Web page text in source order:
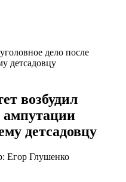
дело после
детсадовцу
возбудил
ампутации
детсадовцу
Егор Глушенко